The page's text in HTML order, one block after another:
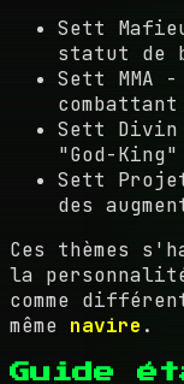
Sett
statut de
Sett MMA
Sett Divin
"God-King"
Sett
des
Ces thèmes
la
comme
même navire .
Guide